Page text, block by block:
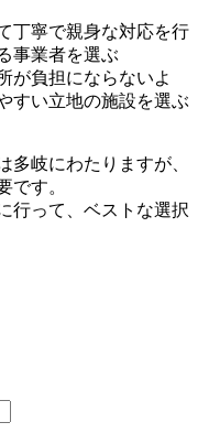
丁寧で親身な対応を行
事業者を選ぶ
が負担にならないよ
すい立地の施設を選ぶ
多岐にわたりますが、
です。
行って、ベストな選択